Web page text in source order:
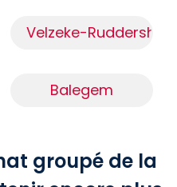
Velzeke-
Balegem
groupé de la